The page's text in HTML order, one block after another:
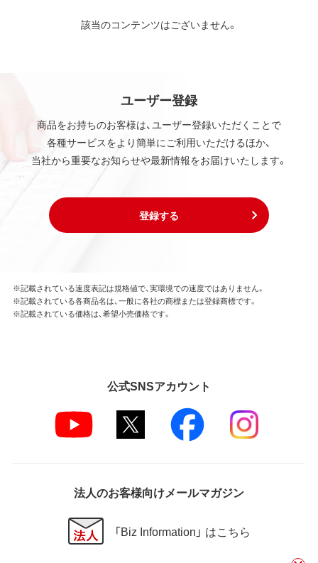
該当のコンテンツはございません。
ユーザー登録
商品をお持ちのお客様は、ユーザー登録いただくことで
各種サービスをより簡単にご利用いただけるほか、
当社から重要なお知らせや最新情報をお届けいたします。
登録する
※記載されている速度表記は規格値で、実環境での速度ではありません。
※記載されている各商品名は、一般に各社の商標または登録商標です。
※記載されている価格は、希望小売価格です。
公式SNSアカウント
法人のお客様向けメールマガジン
「Biz Information」 はこちら